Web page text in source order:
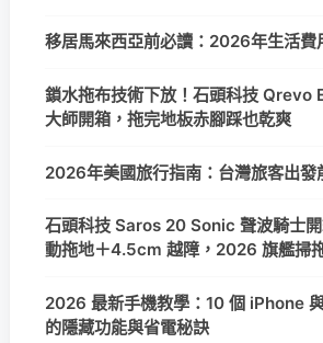
移居馬來西亞前必讀：2026年生活費
鎖水拖布技術下放！石頭科技 Qrevo
大師開箱，拖完地板赤腳踩也乾爽
2026年美國旅行指南：台灣旅客出發
石頭科技 Saros 20 Sonic 聲波騎士
動拖地＋4.5cm 越障，2026 旗艦掃
2026 最新手機教學：10 個 iPhone
的隱藏功能與省電秘訣